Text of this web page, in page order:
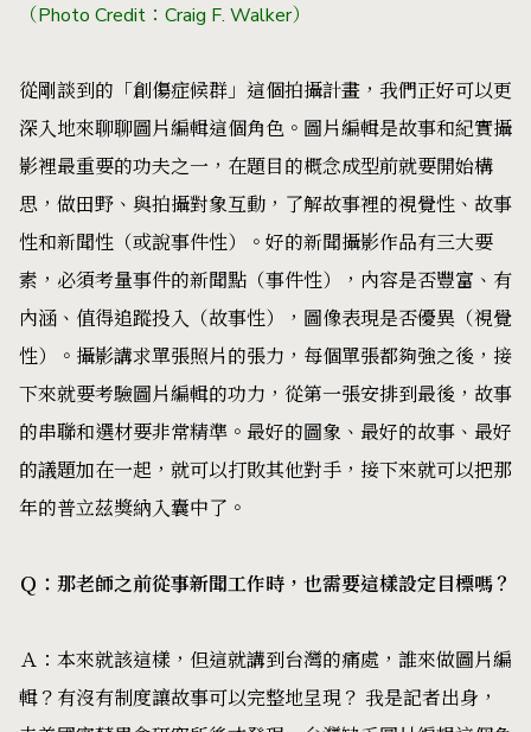
（Photo Credit： Craig F. Walker）
從剛談到的「創傷症候群」這個拍攝計畫，我們正好可以更
深入地來聊聊圖片編輯這個角色。圖片編輯是故事和紀實攝
影裡最重要的功夫之一，在題目的概念成型前就要開始構
思，做田野、與拍攝對象互動，了解故事裡的視覺性、故事
性和新聞性（或說事件性）。好的新聞攝影作品有三大要
素，必須考量事件的新聞點（事件性），內容是否豐富、有
內涵、值得追蹤投入（故事性），圖像表現是否優異（視覺
性）。攝影講求單張照片的張力，每個單張都夠強之後，接
下來就要考驗圖片編輯的功力，從第一張安排到最後，故事
的串聯和選材要非常精準。最好的圖象、最好的故事、最好
的議題加在一起，就可以打敗其他對手，接下來就可以把那
年的普立茲獎納入囊中了。
Ｑ：那老師之前從事新聞工作時，也需要這樣設定目標嗎？
Ａ：本來就該這樣，但這就講到台灣的痛處，誰來做圖片編
輯？有沒有制度讓故事可以完整地呈現？ 我是記者出身，